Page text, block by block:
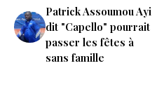
Patrick Assoumou Ayi
dit "Capello" pourrait
passer les fêtes à
sans famille